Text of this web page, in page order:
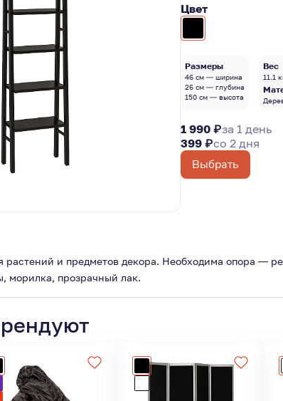
Цвет
Размеры
46 см — ширина
26 см — глубина
150 см — высота
Вес
11.1
1 990 ₽за 1 день
399 ₽со 2 дня
Выбрать
растений и предметов декора. Необходима опора —
морилка, прозрачный лак.